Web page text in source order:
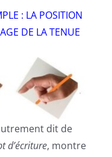
: LA POSITION
DE LA TENUE
dit de
d’écriture, montre